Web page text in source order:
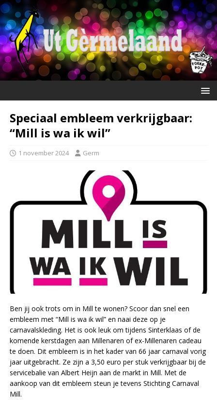
Speciaal embleem verkrijgbaar:
“Mill is wa ik wil”
1 november 2024 Germ
Ben jij ook trots om in Mill te wonen? Scoor dan snel een
embleem met “Mill is wa ik wil” en naai deze op je
carnavalskleding. Het is ook leuk om tijdens Sinterklaas of de
komende kerstdagen aan Millenaren of ex-Millenaren cadeau
te doen. Dit embleem is in het kader van 66 jaar carnaval vorig
jaar uitgebracht. Ze zijn a 3,50 euro per stuk verkrijgbaar bij de
servicebalie van Albert Heijn aan de markt in Mill. Met de
aankoop van dit embleem steun je tevens Stichting Carnaval
Mill.